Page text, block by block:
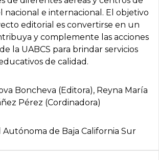
nacional e internacional. El objetivo
editorial es convertirse en un
y complemente las acciones
la UABCS para brindar servicios
de calidad.
Boncheva (Editora), Reyna Marí­a
Pérez (Cordinadora)
Autónoma de Baja California Sur